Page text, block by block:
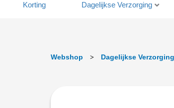
Korting Dagelijkse Verzorging
Webshop > Dagelijkse Verzorging